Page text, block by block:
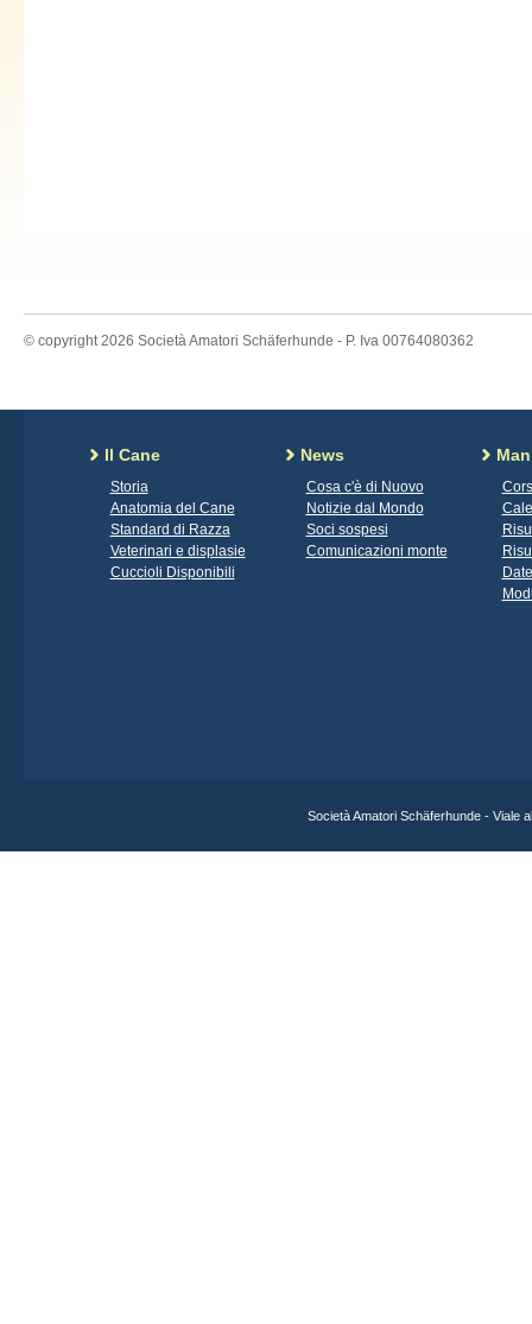
© copyright 2026 Società Amatori Schäferhunde - P. Iva 00764080362
Il Cane
Storia
Anatomia del Cane
Standard di Razza
Veterinari e displasie
Cuccioli Disponibili
News
Cosa c'è di Nuovo
Notizie dal Mondo
Soci sospesi
Comunicazioni monte
Società Amatori Schäferhunde - Viale